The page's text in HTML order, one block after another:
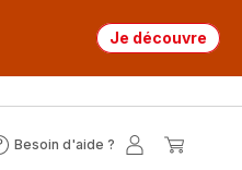
Je découvre
Besoin d'aide ?
Mon